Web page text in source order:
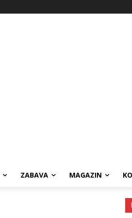
ZABAVA MAGAZIN